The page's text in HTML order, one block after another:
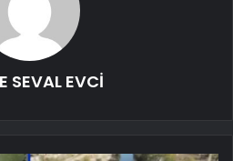
SEVAL EVCİ